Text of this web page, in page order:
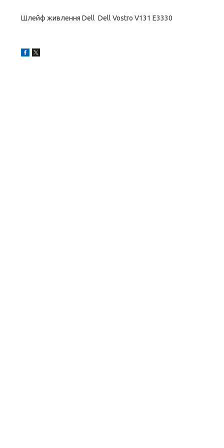
Шлейф живлення Dell Dell Vostro V131 E3330